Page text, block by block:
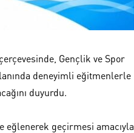
Gençlik ve Spor
deneyimli eğitmenlerle
duyurdu.
eğlenerek geçirmesi amacıyla